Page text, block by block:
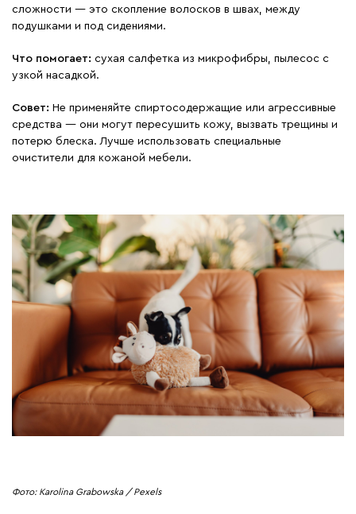
сложности — это скопление волосков в швах, между
подушками и под сидениями.
Что помогает: сухая салфетка из микрофибры, пылесос с
узкой насадкой.
Совет: Не применяйте спиртосодержащие или агрессивные
средства — они могут пересушить кожу, вызвать трещины и
потерю блеска. Лучше использовать специальные
очистители для кожаной мебели.
Фото: Karolina Grabowska / Pexels